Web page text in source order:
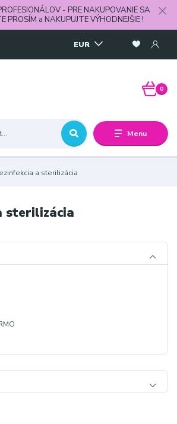
- PRE NAKUPOVANIE SA
PROSÍM a NAKUPUJTE VÝHODNEJŠIE !
Menu
EUR
0
a sterilizácia
sterilizácia